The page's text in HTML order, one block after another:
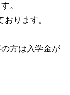
。
ります。
方は入学金が